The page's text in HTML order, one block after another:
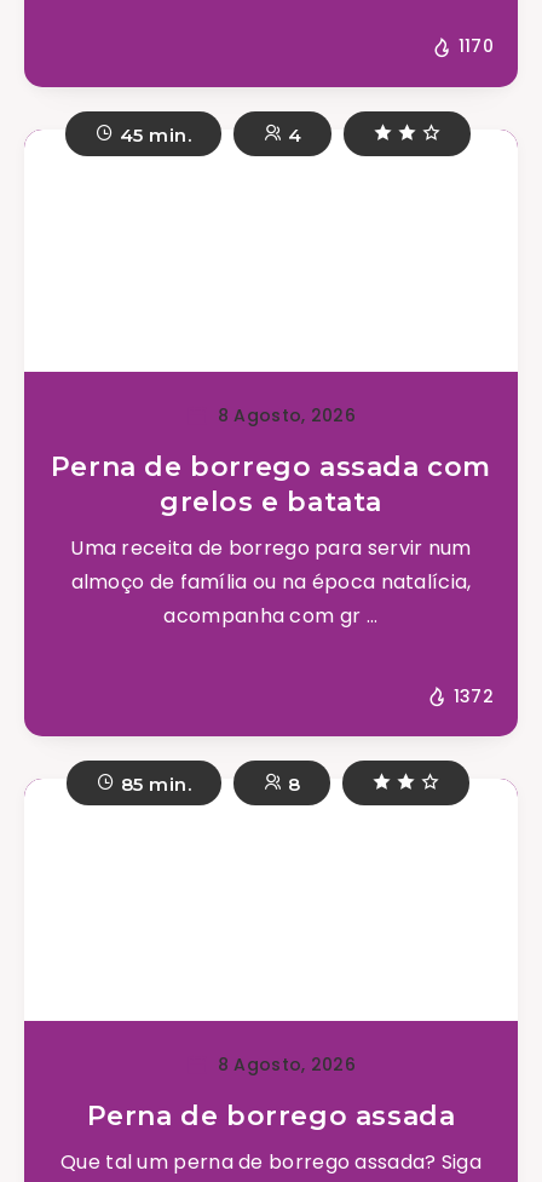
1170
45 min. 4
8 Agosto, 2026
Perna de borrego assada com
grelos e batata
Uma receita de borrego para servir num
almoço de família ou na época natalícia,
acompanha com gr ...
1372
85 min. 8
8 Agosto, 2026
Perna de borrego assada
Que tal um perna de borrego assada? Siga